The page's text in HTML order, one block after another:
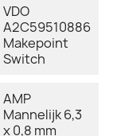
VDO
A2C59510886
Makepoint
Switch
AMP
Mannelijk 6,3
x 0,8 mm